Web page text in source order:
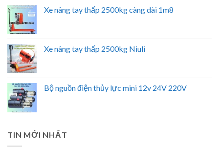
Xe nâng tay thấp 2500kg càng dài 1m8
Xe nâng tay thấp 2500kg Niuli
Bộ nguồn điện thủy lực mini 12v 24V 220V
TIN MỚI NHẤT